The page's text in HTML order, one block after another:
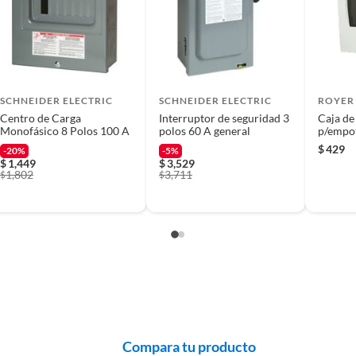
de 5 mm y es de tipo simple. Está diseñado para
3 agujeros para una instalación segura. Su material
gris se adapta a cualquier ambiente. El interruptor
para exteriores.
diagrama de instalación.
SCHNEIDER ELECTRIC
Centro de Carga
Monofásico 8 Polos 100 A
-20%
$1,449
$1,802
SCHNEIDER ELECTRIC
Interruptor de seguridad 3
polos 60 A general
-5%
$3,529
$3,711
ROYER
Caja
p/
$429
Compara tu producto